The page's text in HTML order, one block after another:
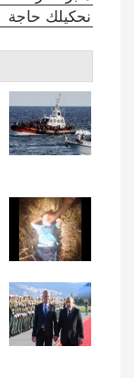
نحكيلك حاجة